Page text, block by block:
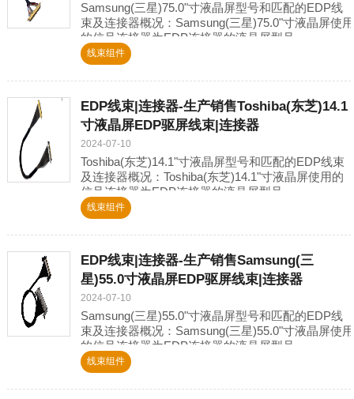
Samsung(三星)75.0"寸液晶屏型号和匹配的EDP线
束及连接器概况：Samsung(三星)75.0"寸液晶屏使用
的信号连接器为EDP连接器的液晶屏型号
为:LTI750HF01,LTI750HF
线束组件
EDP线束|连接器-生产销售Toshiba(东芝)14.1
寸液晶屏EDP驱屏线束|连接器
2024-07-10
Toshiba(东芝)14.1"寸液晶屏型号和匹配的EDP线束
及连接器概况：Toshiba(东芝)14.1"寸液晶屏使用的
信号连接器为EDP连接器的液晶屏型号
为:LTD141EA0D,LTD141EA
线束组件
EDP线束|连接器-生产销售Samsung(三
星)55.0寸液晶屏EDP驱屏线束|连接器
2024-07-10
Samsung(三星)55.0"寸液晶屏型号和匹配的EDP线
束及连接器概况：Samsung(三星)55.0"寸液晶屏使用
的信号连接器为EDP连接器的液晶屏型号
为:LTI550HN18,LSC550HJ
线束组件